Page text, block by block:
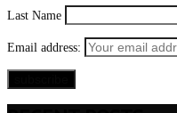
Last Name
Email address: